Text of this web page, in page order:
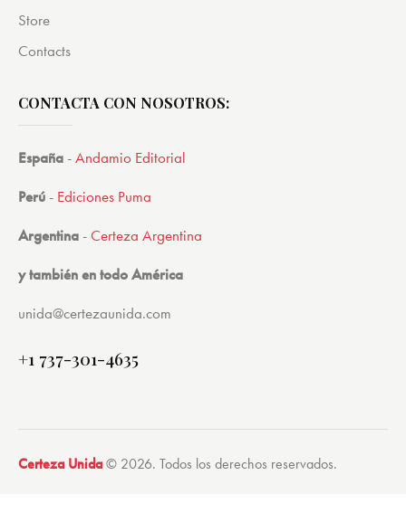
Store
Contacts
CONTACTA CON NOSOTROS:
España -Andamio Editorial
Perú - Ediciones Puma
Argentina -Certeza Argentina
y también en todo América
unida@certezaunida.com
+1 737-301-4635
Certeza Unida© 2026. Todos los derechos reservados.